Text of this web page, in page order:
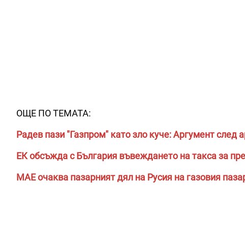
ОЩЕ ПО ТЕМАТА:
Радев пази "Газпром" като зло куче: Аргумент след
ЕК обсъжда с България въвеждането на такса за
МАЕ очаква пазарният дял на Русия на газовия